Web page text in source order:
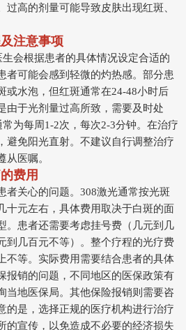
高的剂量可能导致皮肤出现红斑、
注意事项
会根据患者的具体情况设定合适的
者可能会感到轻微的灼热感。部分患
或水泡，但红斑通常在24-48小时后
由于光剂量过高所致，需要及时处
为每周1-2次，每次2-3分钟。在治疗
避免阳光直射。不建议自行调整治疗
医嘱。
费用
者关心的问题。308激光通常按光斑
十元左右，具体费用取决于白斑的面
。患者还需要考虑挂号费（几元到几
到几百元不等）。整个疗程的光疗费
不等。实际费用需要结合患者的具体
报销的问题，不同地区的医保政策有
当地医保局。其他保险报销则需要咨
的是，选择正规的医疗机构进行治疗
的宣传，以免造成不必要的经济损失